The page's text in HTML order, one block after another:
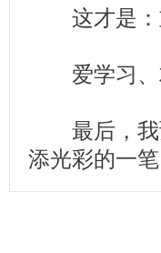
这才是：
爱学习、
最后，我
添光彩的一